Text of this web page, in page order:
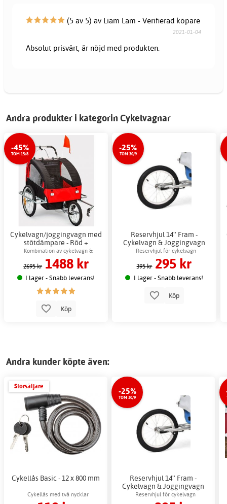
(5 av 5) av Liam Lam - Verifierad köpare
2021-01-04
Absolut prisvärt, är nöjd med produkten.
Andra produkter i kategorin Cykelvagnar
-45%
TOM 15/8
Cykelvagn/joggingvagn med
stötdämpare - Röd +
Låskätting
Kombination av cykelvagn &
joggningsvagn
2695 kr 1488 kr
I lager - Snabb leverans!
Köp
-25%
TOM 30/9
Reservhjul 14'' Fram -
Cykelvagn & Joggingvagn
Reservhjul för cykelvagn
395 kr 295 kr
I lager - Snabb leverans!
Köp
Andra kunder köpte även:
Storsäljare
Cykellås Basic - 12 x 800 mm
Cykellås med två nycklar
-25%
TOM 30/9
Reservhjul 14'' Fram -
Cykelvagn & Joggingvagn
Reservhjul för cykelvagn